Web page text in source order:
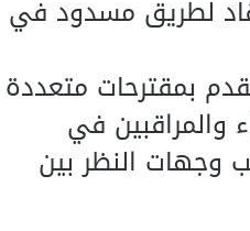
لطريق مسدود في
بمقترحات متعددة
والمراقبين في
وجهات النظر بين